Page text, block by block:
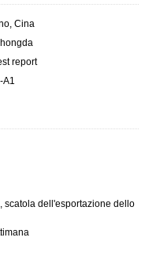
Cina
report
A1
scatola dell'esportazione dello